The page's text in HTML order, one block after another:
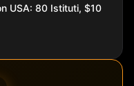
USA: 80 Istituti, $10